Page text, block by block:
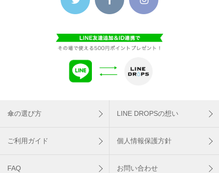
傘の選び方 LINE DROPSの想い
ご利用ガイド 個人情報保護方針
FAQ お問い合わせ